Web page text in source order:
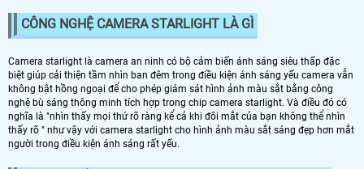
CÔNG NGHỆ CAMERA STARLIGHT LÀ GÌ
Camera starlight là camera an ninh có bộ cảm biến ánh sáng siêu thấp đặc
biệt giúp cải thiện tầm nhìn ban đêm trong điều kiện ánh sáng yếu camera vẫn
không bật hồng ngoại để cho phép giám sát hình ảnh màu sắt bằng công
nghệ bù sáng thông minh tích hợp trong chip camera starlight. Và điều đó có
nghĩa là "nhìn thấy mọi thứ rõ ràng kể cả khi đôi mắt của bạn không thể nhìn
thấy rõ " như vậy với camera starlight cho hình ảnh màu sắt sáng đẹp hơn mắt
người trong điều kiện ánh sáng rất yếu.